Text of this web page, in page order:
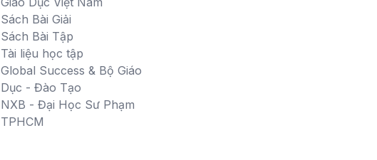
Sách Bài Giải
Sách Bài Tập
Tài liệu học tập
Global Success & Bộ Giáo
Dục - Đào Tạo
NXB - Đại Học Sư Phạm
TPHCM